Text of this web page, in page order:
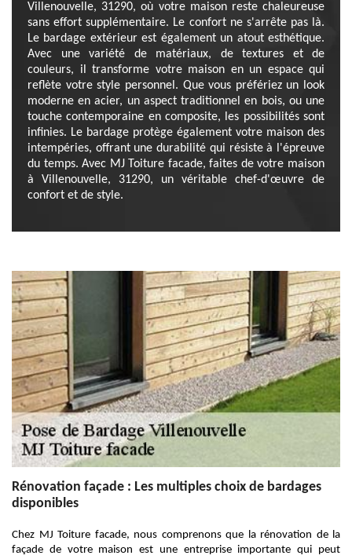
Villenouvelle, 31290, où votre maison reste chaleureuse
sans effort supplémentaire. Le confort ne s'arrête pas là.
Le bardage extérieur est également un atout esthétique.
Avec une variété de matériaux, de textures et de
couleurs, il transforme votre maison en un espace qui
reflète votre style personnel. Que vous préfériez un look
moderne en acier, un aspect traditionnel en bois, ou une
touche contemporaine en composite, les possibilités sont
infinies. Le bardage protège également votre maison des
intempéries, offrant une durabilité qui résiste à l'épreuve
du temps. Avec MJ Toiture facade, faites de votre maison
à Villenouvelle, 31290, un véritable chef-d'œuvre de
confort et de style.
Rénovation façade : Les multiples choix de bardages
disponibles
Chez MJ Toiture facade, nous comprenons que la rénovation de la
façade de votre maison est une entreprise importante qui peut